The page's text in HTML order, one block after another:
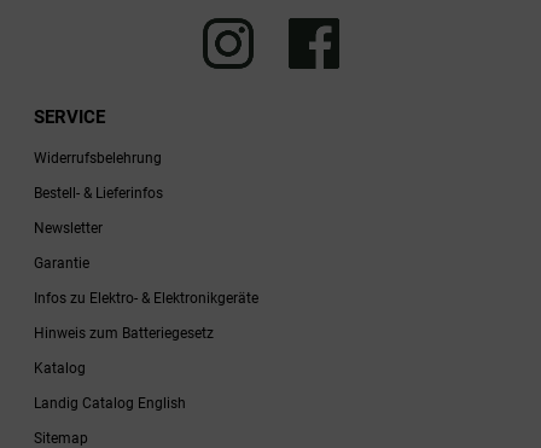
SERVICE
Widerrufsbelehrung
Bestell- & Lieferinfos
Newsletter
Garantie
Infos zu Elektro- & Elektronikgeräte
Hinweis zum Batteriegesetz
Katalog
Landig Catalog English
Sitemap